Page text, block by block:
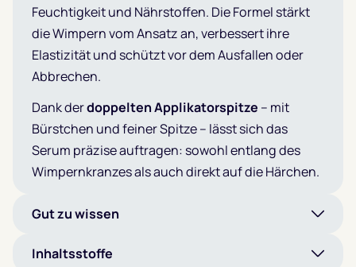
Feuchtigkeit und Nährstoffen. Die Formel stärkt
die Wimpern vom Ansatz an, verbessert ihre
Elastizität und schützt vor dem Ausfallen oder
Abbrechen.
Dank derdoppelten Applikatorspitze – mit
Bürstchen und feiner Spitze – lässt sich das
Serum präzise auftragen: sowohl entlang des
Wimpernkranzes als auch direkt auf die Härchen.
Gut zu wissen
Inhaltsstoffe